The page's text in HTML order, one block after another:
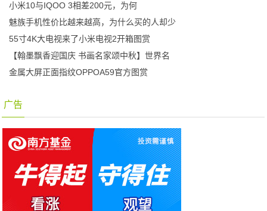
小米10与IQOO 3相差200元，为何
魅族手机性价比越来越高，为什么买的人却少
55寸4K大电视来了小米电视2开箱图赏
【翰墨飘香迎国庆 书画名家颂中秋】世界名
金属大屏正面指纹OPPOA59官方图赏
广告